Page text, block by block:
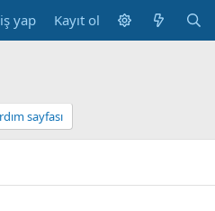
yap Kayıt ol
sayfası